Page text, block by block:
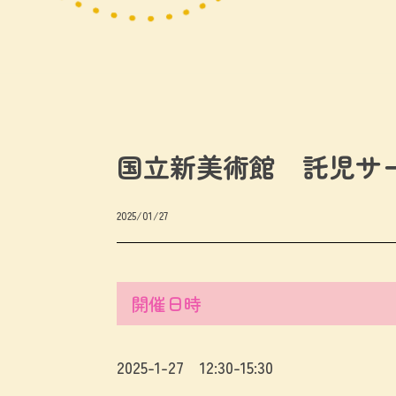
国立新美術館 託児サ
2025/01/27
開催日時
2025-1-27 12:30-15:30